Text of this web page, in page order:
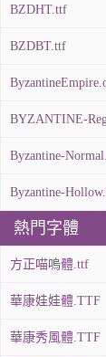
BZDHT.ttf
BZDBT.ttf
BYZANTINE-
Byzantine-
Byzantine-
熱門字體
方正喵嗚體.ttf
華康娃娃體.TTF
華康秀風體.TTF